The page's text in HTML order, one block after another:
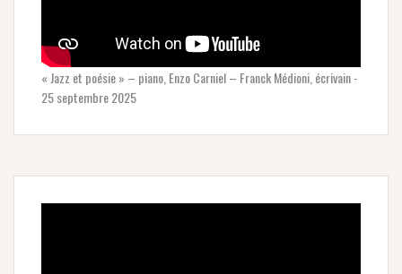
« Jazz et poésie » – piano, Enzo Carniel – Franck Médioni, écrivain -
25 septembre 2025